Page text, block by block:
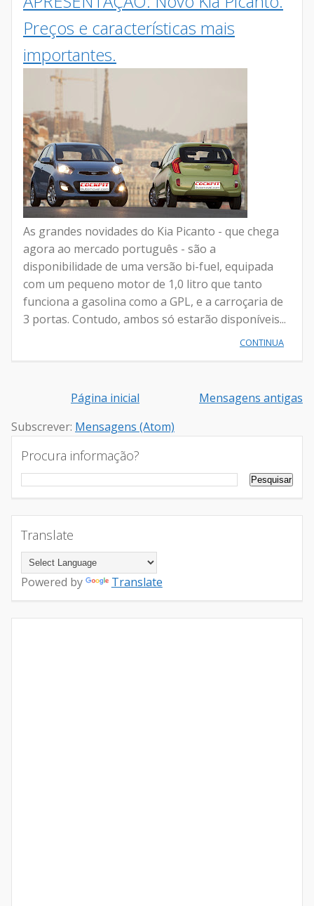
Preços e características mais
importantes.
As grandes novidades do Kia Picanto - que chega
agora ao mercado português - são a
disponibilidade de uma versão bi-fuel, equipada
com um pequeno motor de 1,0 litro que tanto
funciona a gasolina como a GPL, e a carroçaria de
3 portas. Contudo, ambos só estarão disponíveis...
CONTINUA
Mensagens antigas
Página inicial
Subscrever: Mensagens (Atom)
Procura informação?
Translate
Powered by Translate